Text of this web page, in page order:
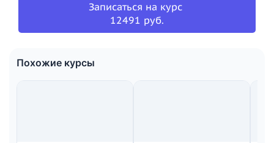
Записаться на курс
12491 руб.
Похожие курсы